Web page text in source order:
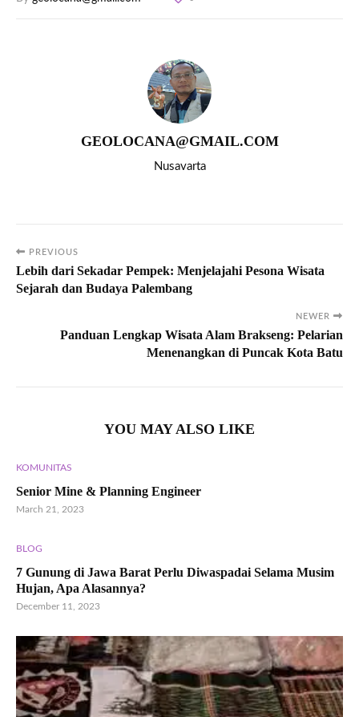
GEOLOCANA@GMAIL.COM
Nusavarta
PREVIOUS
Lebih dari Sekadar Pempek: Menjelajahi Pesona Wisata
Sejarah dan Budaya Palembang
NEWER
Panduan Lengkap Wisata Alam Brakseng: Pelarian
Menenangkan di Puncak Kota Batu
YOU MAY ALSO LIKE
KOMUNITAS
Senior Mine & Planning Engineer
March 21, 2023
BLOG
7 Gunung di Jawa Barat Perlu Diwaspadai Selama Musim
Hujan, Apa Alasannya?
December 11, 2023